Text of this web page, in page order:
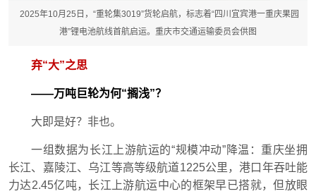
2025年10月25日，“重轮集3019”货轮启航，标志着“四川宜宾港一重庆果园
港”锂电池航线首航启运。重庆市交通运输委员会供图
弃“大”之思
——万吨巨轮为何“搁浅”？
大即是好？非也。
一组数据为长江上游航运的“规模冲动”降温：重庆坐拥
长江、嘉陵江、乌江等高等级航道1225公里，港口年吞吐能
力达2.45亿吨，长江上游航运中心的框架早已搭就，但放眼